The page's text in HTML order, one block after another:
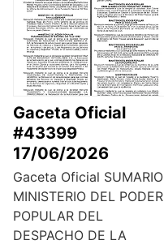
Gaceta Oficial
#43399
17/06/2026
Gaceta Oficial SUMARIO
MINISTERIO DEL PODER
POPULAR DEL
DESPACHO DE LA